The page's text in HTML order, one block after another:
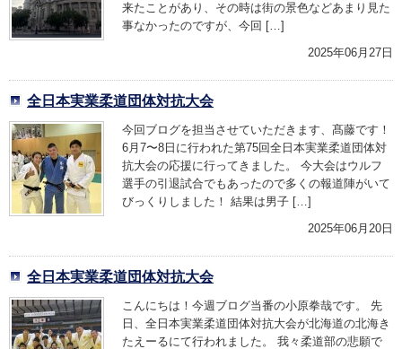
来たことがあり、その時は街の景色などあまり見た
事なかったのですが、今回 […]
2025年06月27日
全日本実業柔道団体対抗大会
今回ブログを担当させていただきます、髙藤です！
6月7〜8日に行われた第75回全日本実業柔道団体対
抗大会の応援に行ってきました。 今大会はウルフ
選手の引退試合でもあったので多くの報道陣がいて
びっくりしました！ 結果は男子 […]
2025年06月20日
全日本実業柔道団体対抗大会
こんにちは！今週ブログ当番の小原拳哉です。 先
日、全日本実業柔道団体対抗大会が北海道の北海き
たえーるにて行われました。 我々柔道部の悲願で